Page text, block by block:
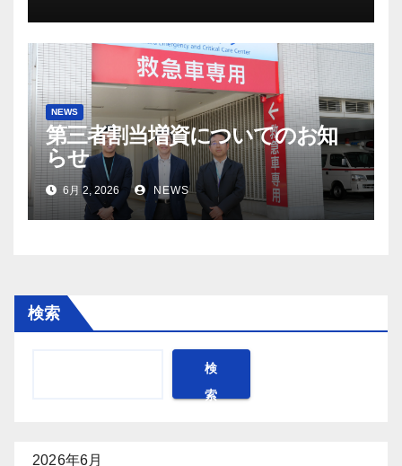
NEWS
第三者割当増資についてのお知
らせ
6月 2, 2026 NEWS
検索
検
索
2026年6月